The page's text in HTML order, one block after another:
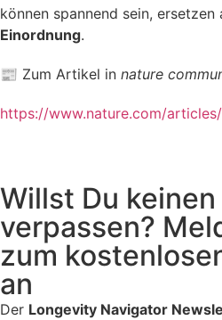
können spannend sein, ersetzen
Einordnung.
📰 Zum Artikel in nature
https://www.nature.com/
Willst Du
verpassen?
zum
an
Der Longevity Navigator